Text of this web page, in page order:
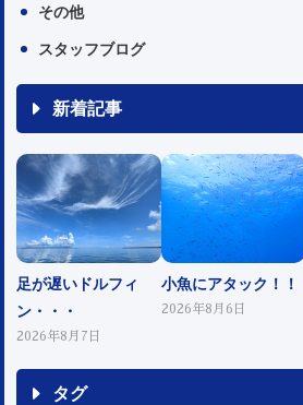
その他
スタッフブログ
新着記事
足が遅いドルフィ
ン・・・
2026年8月7日
小魚にアタック！！
2026年8月6日
タグ